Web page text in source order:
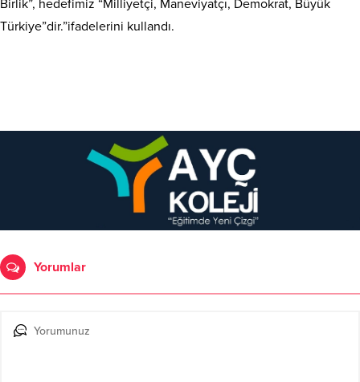
Birlik”, hedefimiz “Milliyetçi, Maneviyatçı, Demokrat, Büyük
Türkiye”dir.”ifadelerini kullandı.
Yorumlar